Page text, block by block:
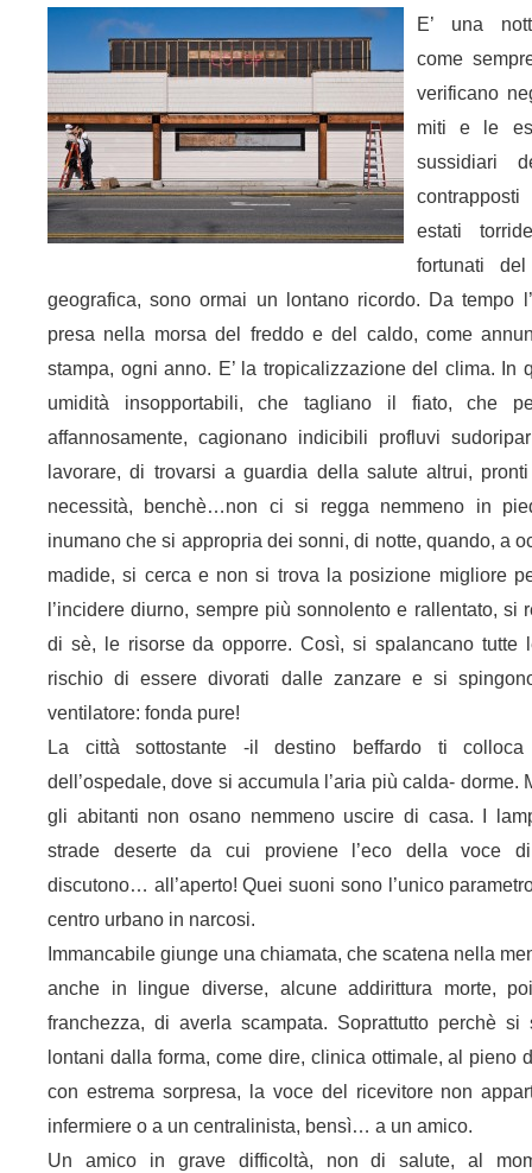
E’ una
come
verificano
miti e le
sussidiari
estati
fortunati
geografica, sono ormai un lontano ricordo. Da tempo
presa nella morsa del freddo e del caldo, come
stampa, ogni anno. E’ la tropicalizzazione del clima. In
umidità insopportabili, che tagliano il fiato, che
affannosamente, cagionano indicibili profluvi
lavorare, di trovarsi a guardia della salute altrui,
necessità, benchè…non ci si regga nemmeno in
inumano che si appropria dei sonni, di notte, quando, a
madide, si cerca e non si trova la posizione migliore
l’incidere diurno, sempre più sonnolento e rallentato, si
di sè, le risorse da opporre. Così, si spalancano tutte
rischio di essere divorati dalle zanzare e si
ventilatore: fonda pure!
La città sottostante -il destino beffardo ti colloca
dell’ospedale, dove si accumula l’aria più calda- dorme.
gli abitanti non osano nemmeno uscire di casa. I
strade deserte da cui proviene l’eco della voce
discutono… all’aperto! Quei suoni sono l’unico
centro urbano in narcosi.
Immancabile giunge una chiamata, che scatena nella
anche in lingue diverse, alcune addirittura morte,
franchezza, di averla scampata. Soprattutto perchè
lontani dalla forma, come dire, clinica ottimale, al pieno
con estrema sorpresa, la voce del ricevitore non
infermiere o a un centralinista, bensì… a un amico.
Un amico in grave difficoltà, non di salute, al